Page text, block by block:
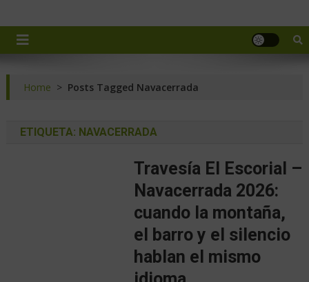
Home > Posts Tagged Navacerrada
ETIQUETA: NAVACERRADA
Travesía El Escorial –
Navacerrada 2026:
cuando la montaña,
el barro y el silencio
hablan el mismo